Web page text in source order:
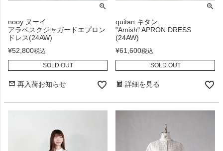
nooy ヌーイ
アラベスクジャガードエプロン
ドレス(24AW)
¥52,800税込
SOLD OUT
再入荷お知らせ
quitan キタン
"Amish" APRON DRESS
(24AW)
¥61,600税込
SOLD OUT
詳細を見る